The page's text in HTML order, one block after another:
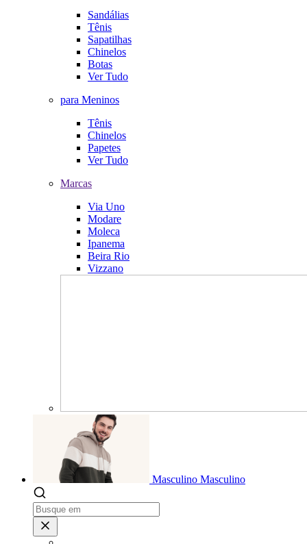
Sandálias
Tênis
Sapatilhas
Chinelos
Botas
Ver Tudo
para Meninos
Tênis
Chinelos
Papetes
Ver Tudo
Marcas
Via Uno
Modare
Moleca
Ipanema
Beira Rio
Vizzano
Masculino Masculino